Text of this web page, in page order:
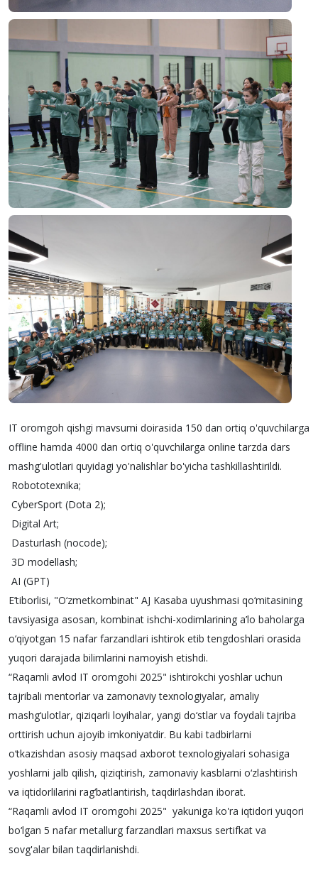
IT oromgoh qishgi mavsumi doirasida 150 dan ortiq o'quvchilarga
offline hamda 4000 dan ortiq o'quvchilarga online tarzda dars
mashg'ulotlari quyidagi yo'nalishlar bo'yicha tashkillashtirildi.
Robototexnika;
CyberSport (Dota 2);
Digital Art;
Dasturlash (nocode);
3D modellash;
AI (GPT)
E’tiborlisi, "O‘zmetkombinat" AJ Kasaba uyushmasi qo‘mitasining
tavsiyasiga asosan, kombinat ishchi-xodimlarining a’lo baholarga
o‘qiyotgan 15 nafar farzandlari ishtirok etib tengdoshlari orasida
yuqori darajada bilimlarini namoyish etishdi.
“Raqamli avlod IT oromgohi 2025" ishtirokchi yoshlar uchun
tajribali mentorlar va zamonaviy texnologiyalar, amaliy
mashg‘ulotlar, qiziqarli loyihalar, yangi do‘stlar va foydali tajriba
orttirish uchun ajoyib imkoniyatdir. Bu kabi tadbirlarni
o‘tkazishdan asosiy maqsad axborot texnologiyalari sohasiga
yoshlarni jalb qilish, qiziqtirish, zamonaviy kasblarni o‘zlashtirish
va iqtidorlilarini rag‘batlantirish, taqdirlashdan iborat.
“Raqamli avlod IT oromgohi 2025" yakuniga ko'ra iqtidori yuqori
bo‘lgan 5 nafar metallurg farzandlari maxsus sertifkat va
sovg'alar bilan taqdirlanishdi.